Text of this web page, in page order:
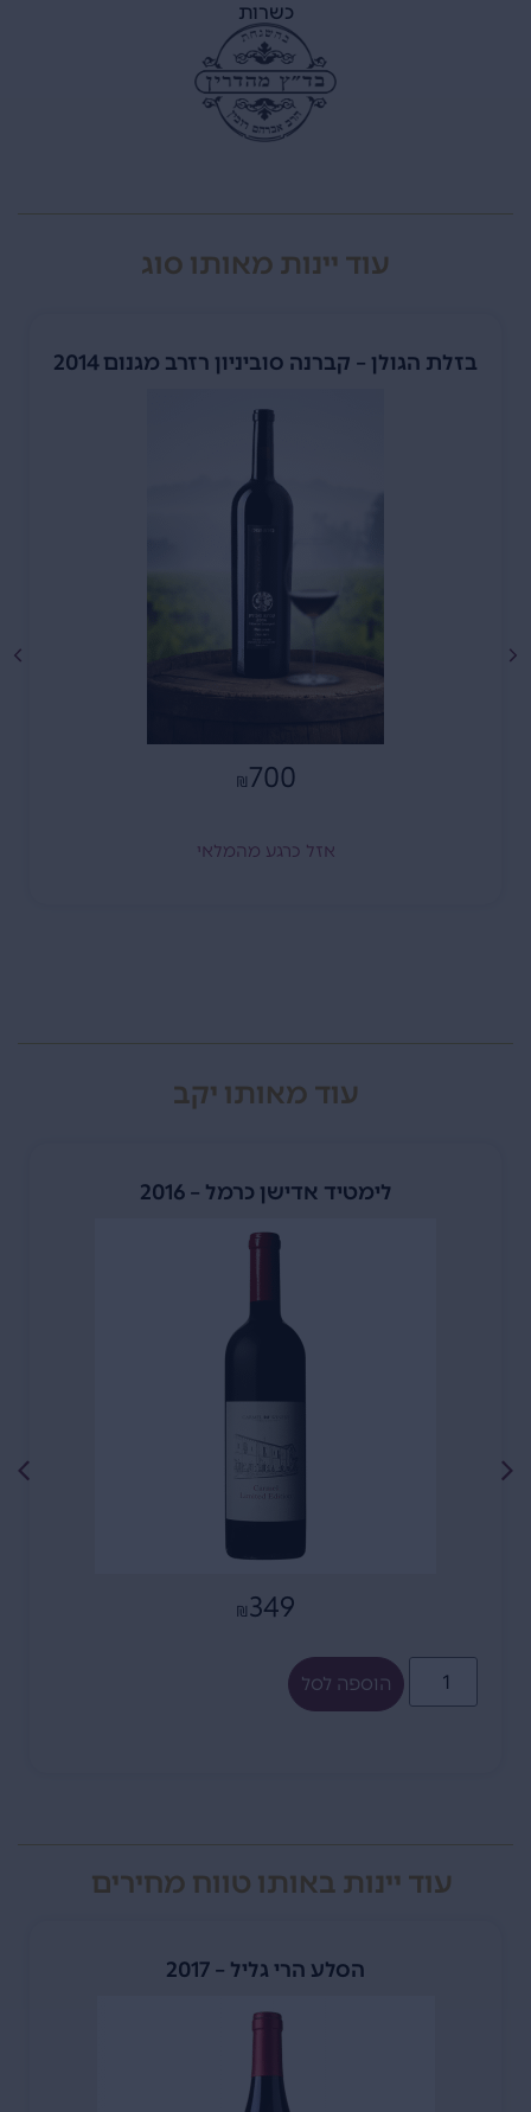
כשרות
עוד יינות מאותו סוג
בזלת הגולן – קברנה סוביניון רזרב מגנום 2014
₪ 700
אזל כרגע מהמלאי
עוד מאותו יקב
לימטיד אדישן כרמל – 2016
₪ 349
הוספה לסל
עוד יינות באותו טווח מחירים
הסלע הרי גליל – 2017